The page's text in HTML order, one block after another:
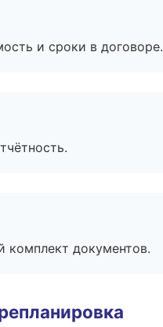
и сроки в договоре.
комплект документов.